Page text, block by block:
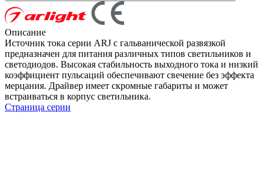
Описание
Источник тока серии ARJ с гальванической развязкой
предназначен для питания различных типов светильников и
светодиодов. Высокая стабильность выходного тока и низкий
коэффициент пульсаций обеспечивают свечение без эффекта
мерцания. Драйвер имеет скромные габариты и может
встраиваться в корпус светильника.
Страница серии